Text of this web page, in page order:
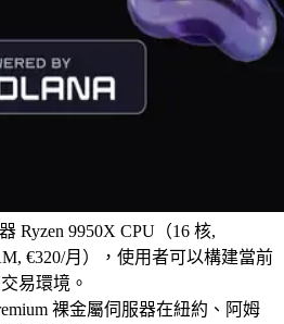
Ryzen 9950X CPU（16 核,
€320/月），使用者可以構建當前
易環境。
裸金屬伺服器在紐約、阿姆